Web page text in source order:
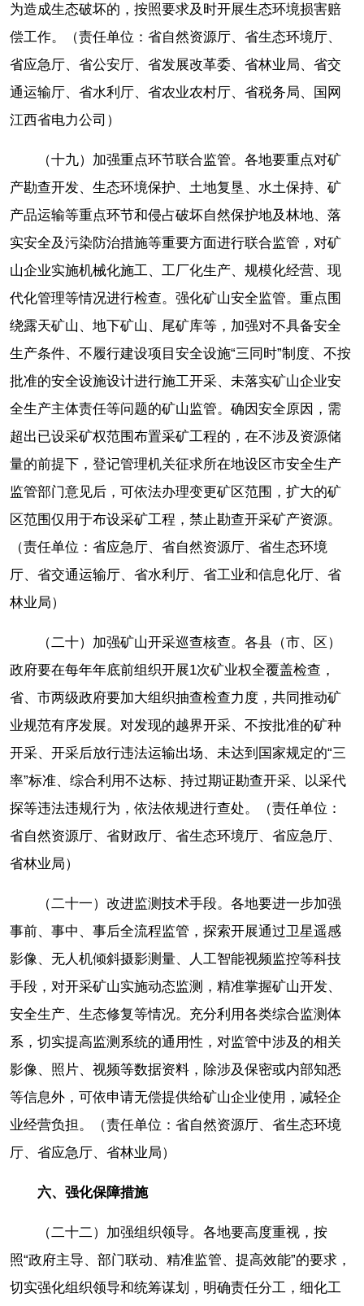
为造成生态破坏的，按照要求及时开展生态环境损害赔
偿工作。（责任单位：省自然资源厅、省生态环境厅、
省应急厅、省公安厅、省发展改革委、省林业局、省交
通运输厅、省水利厅、省农业农村厅、省税务局、国网
江西省电力公司）
（十九）加强重点环节联合监管。各地要重点对矿
产勘查开发、生态环境保护、土地复垦、水土保持、矿
产品运输等重点环节和侵占破坏自然保护地及林地、落
实安全及污染防治措施等重要方面进行联合监管，对矿
山企业实施机械化施工、工厂化生产、规模化经营、现
代化管理等情况进行检查。强化矿山安全监管。重点围
绕露天矿山、地下矿山、尾矿库等，加强对不具备安全
生产条件、不履行建设项目安全设施“三同时”制度、不按
批准的安全设施设计进行施工开采、未落实矿山企业安
全生产主体责任等问题的矿山监管。确因安全原因，需
超出已设采矿权范围布置采矿工程的，在不涉及资源储
量的前提下，登记管理机关征求所在地设区市安全生产
监管部门意见后，可依法办理变更矿区范围，扩大的矿
区范围仅用于布设采矿工程，禁止勘查开采矿产资源。
（责任单位：省应急厅、省自然资源厅、省生态环境
厅、省交通运输厅、省水利厅、省工业和信息化厅、省
林业局）
（二十）加强矿山开采巡查核查。各县（市、区）
政府要在每年年底前组织开展1次矿业权全覆盖检查，
省、市两级政府要加大组织抽查检查力度，共同推动矿
业规范有序发展。对发现的越界开采、不按批准的矿种
开采、开采后放行违法运输出场、未达到国家规定的“三
率”标准、综合利用不达标、持过期证勘查开采、以采代
探等违法违规行为，依法依规进行查处。（责任单位：
省自然资源厅、省财政厅、省生态环境厅、省应急厅、
省林业局）
（二十一）改进监测技术手段。各地要进一步加强
事前、事中、事后全流程监管，探索开展通过卫星遥感
影像、无人机倾斜摄影测量、人工智能视频监控等科技
手段，对开采矿山实施动态监测，精准掌握矿山开发、
安全生产、生态修复等情况。充分利用各类综合监测体
系，切实提高监测系统的通用性，对监管中涉及的相关
影像、照片、视频等数据资料，除涉及保密或内部知悉
等信息外，可依申请无偿提供给矿山企业使用，减轻企
业经营负担。（责任单位：省自然资源厅、省生态环境
厅、省应急厅、省林业局）
六、强化保障措施
（二十二）加强组织领导。各地要高度重视，按
照“政府主导、部门联动、精准监管、提高效能”的要求，
切实强化组织领导和统筹谋划，明确责任分工，细化工